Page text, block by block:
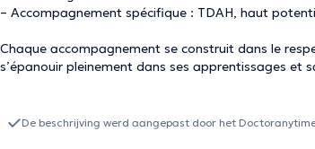
– Accompagnement spécifique : TDAH, haut
Chaque accompagnement se construit dans le
s’épanouir pleinement dans ses apprentissages et
De beschrijving werd aangepast door het